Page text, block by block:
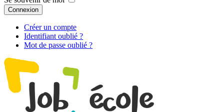
Connexion
Créer un compte
Identifiant oublié ?
Mot de passe oublié ?